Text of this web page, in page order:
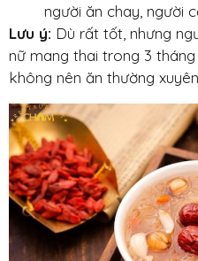
người ăn chay, người
Lưu ý: Dù rất tốt, nhưng
nữ mang thai trong 3
không nên ăn thường